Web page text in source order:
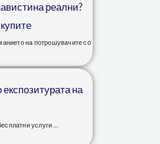
реални?
на потрошувачите со
на
услуги …